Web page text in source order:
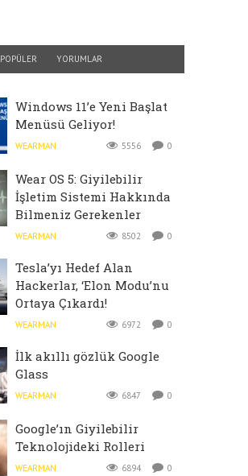
POPÜLER YORUMLAR
Windows 11’e Yeni Başlat
Menüsü Geliyor!
WEARMAN 5556 0
Wear OS 5: Giyilebilir
İşletim Sistemi Hakkında
Bilmeniz Gerekenler
WEARMAN 8502 0
Tesla’yı Hedef Alan
Hackerlar, ‘Elon Modu’nu
Ortaya Çıkardı!
WEARMAN 6972 0
İlk akıllı gözlük Google
Glass
WEARMAN 6847 0
Google’ın Giyilebilir
Teknolojideki Rolleri
WEARMAN 6894 0